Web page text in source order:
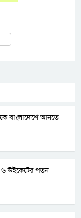
বাংলাদেশে আনতে
৬ উইকেটের পতন